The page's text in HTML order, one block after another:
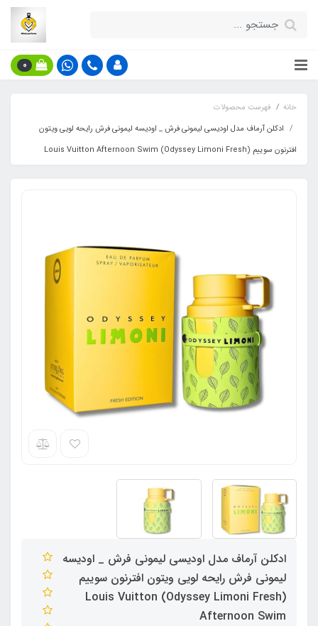
0
خانه
فهرست محصولات
ادکلن آرماف مدل اودیسی لیمونی فرش _ اودیسه لیمونی فرش رایحه لویی ویتون
افترنون سوییم (Odyssey Limoni Fresh) Louis Vuitton Afternoon Swim
ادکلن آرماف مدل اودیسی لیمونی فرش _ اودیسه
لیمونی فرش رایحه لویی ویتون افترنون سوییم
(Odyssey Limoni Fresh) Louis Vuitton
Afternoon Swim